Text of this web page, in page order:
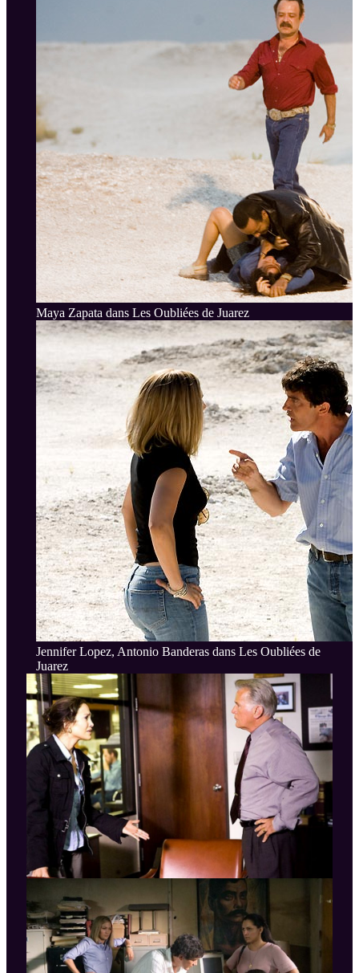
Maya Zapata dans Les Oubliées de Juarez
Jennifer Lopez, Antonio Banderas dans Les Oubliées de
Juarez